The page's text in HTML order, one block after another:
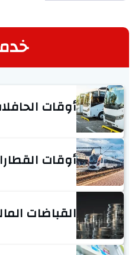
أوقات
أوقات
القباضات